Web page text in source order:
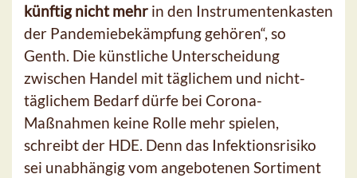
künftig nicht mehr in den Instrumentenkasten
der Pandemiebekämpfung gehören“, so
Genth. Die künstliche Unterscheidung
zwischen Handel mit täglichem und nicht-
täglichem Bedarf dürfe bei Corona-
Maßnahmen keine Rolle mehr spielen,
schreibt der HDE. Denn das Infektionsrisiko
sei unabhängig vom angebotenen Sortiment